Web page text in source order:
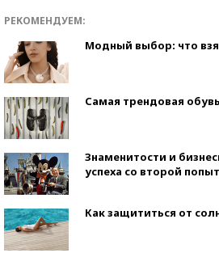
РЕКОМЕНДУЕМ:
Модный выбор: что
Самая трендовая
Знаменитости и
успеха со второй
Как защититься от